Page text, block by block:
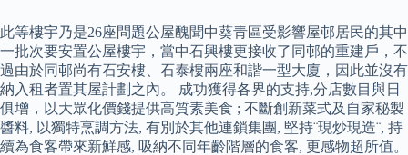
此等樓宇乃是26座問題公屋醜聞中葵青區受影響屋邨居民的其中
一批次要安置公屋樓宇，當中石興樓更接收了同邨的重建戶，不
過由於同邨尚有石安樓、石泰樓兩座和諧一型大廈，因此並沒有
納入租者置其屋計劃之內。 成功獲得各界的支持,分店數目與日
俱增，以大眾化價錢提供高質素美食 ; 不斷創新菜式及自家秘製
醬料, 以獨特烹調方法, 有別於其他連鎖集團, 堅持¨現炒現造¨, 持
續為食客帶來新鮮感, 吸納不同年齡階層的食客, 更感物超所值。